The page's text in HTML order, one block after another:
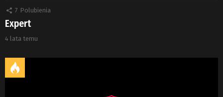
7 Polubienia
Expert
4 lata temu